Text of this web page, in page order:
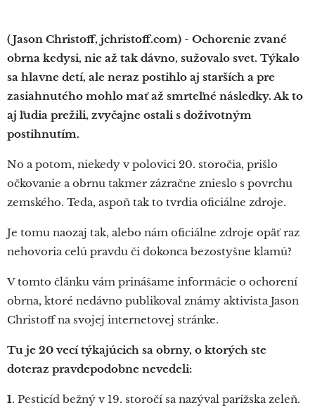
(Jason Christoff, jchristoff.com) - Ochorenie zvané
obrna kedysi, nie až tak dávno, sužovalo svet. Týkalo
sa hlavne detí, ale neraz postihlo aj starších a pre
zasiahnutého mohlo mať až smrteľné následky. Ak to
aj ľudia prežili, zvyčajne ostali s doživotným
postihnutím.
No a potom, niekedy v polovici 20. storočia, prišlo
očkovanie a obrnu takmer zázračne znieslo s povrchu
zemského. Teda, aspoň tak to tvrdia oficiálne zdroje.
Je tomu naozaj tak, alebo nám oficiálne zdroje opäť raz
nehovoria celú pravdu či dokonca bezostyšne klamú?
V tomto článku vám prinášame informácie o ochorení
obrna, ktoré nedávno publikoval známy aktivista Jason
Christoff na svojej internetovej stránke.
Tu je 20 vecí týkajúcich sa obrny, o ktorých ste
doteraz pravdepodobne nevedeli:
1. Pesticíd bežný v 19. storočí sa nazýval parížska zeleň.